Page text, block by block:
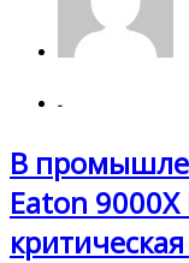
-
В
Eaton